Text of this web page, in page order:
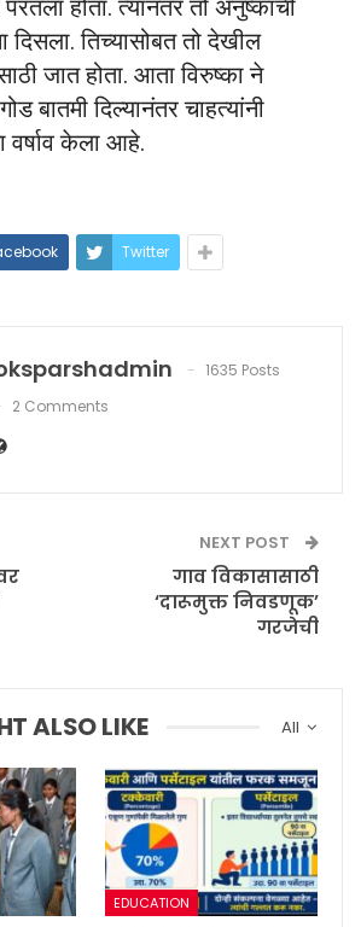
होता. त्यानंतर तो अनुष्काची
तिच्यासोबत तो देखील
जात होता. आता विरुष्का ने
बातमी दिल्यानंतर चाहत्यांनी
वर्षाव केला आहे.
Twitter
1635 Posts
2 Comments
NEXT POST
गाव विकासासाठी
‘दारूमुक्त निवडणूक’
गरजेची
All
ALSO LIKE
EDUCATION